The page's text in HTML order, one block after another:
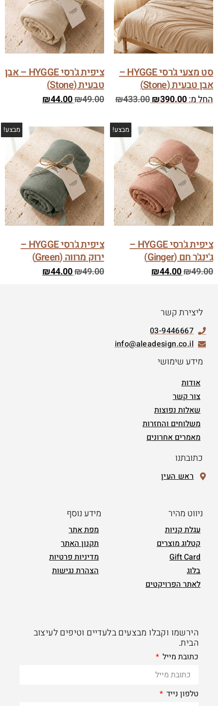
סט מצעי ג'רסי HYGGE –
אבן טבעית (Stone)
החל מ: ₪390.00
₪433.00
ציפית ג'רסי HYGGE – אבן
טבעית (Stone)
₪49.00
₪44.00
מבצע!
ציפית ג'רסי HYGGE –
ג'ינג'ר חם (Ginger)
₪49.00
₪44.00
מבצע!
ציפית ג'רסי HYGGE –
ירוק מרווה (Green)
₪49.00
₪44.00
ליצירת קשר
03-9446667
info@aleadesign.co.il
מידע שימושי
אודות
צור קשר
שאלות נפוצות
משלוחים והחזרות
מאמרים אחרונים
כתובתנו
ראש העין
ניווט מהיר
עגלת קניות
קטלוג מוצרים
Gift Card
בלוג
לאתר הפרויקטים
מידע נוסף
מפת אתר
תקנון האתר
מדיניות פרטיות
הצהרת נגישות
הירשמו וקבלו מבצעים בלעדיים וטיפים לעיצוב
הבית.
כתובת מייל
טלפון נייד